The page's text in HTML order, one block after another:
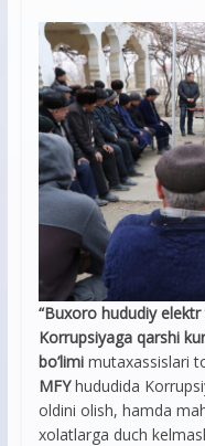
“Buxoro hududiy
Korrupsiyaga qarshi
bo’limimutaxassislari
MFYhududida
oldini olish, hamda
xolatlarga duch